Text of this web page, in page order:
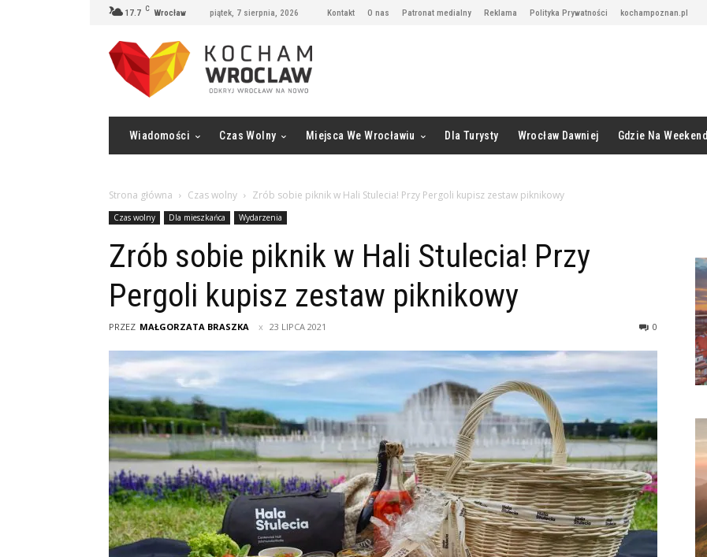
17.7 C Wrocław piątek, 7 sierpnia, 2026 Kontakt O nas Patronat medialny Reklama Polityka Prywatności kochampoznan.pl
Wiadomości Czas Wolny Miejsca We Wrocławiu Dla Turysty Wrocław Dawniej Gdzie Na Weekend
Strona główna Czas wolny Zrób sobie piknik w Hali Stulecia! Przy Pergoli kupisz zestaw piknikowy
Czas wolny Dla mieszkańca Wydarzenia
Zrób sobie piknik w Hali Stulecia! Przy
Pergoli kupisz zestaw piknikowy
PRZEZ MAŁGORZATA BRASZKA 23 LIPCA 2021 0